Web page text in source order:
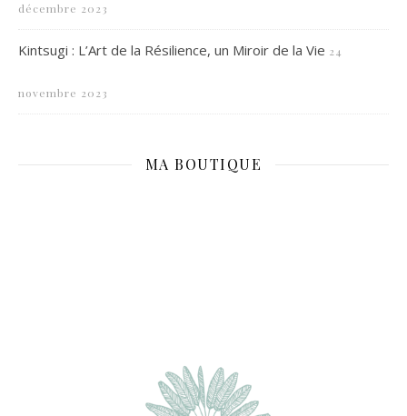
décembre 2023
Kintsugi : L’Art de la Résilience, un Miroir de la Vie 24
novembre 2023
MA BOUTIQUE